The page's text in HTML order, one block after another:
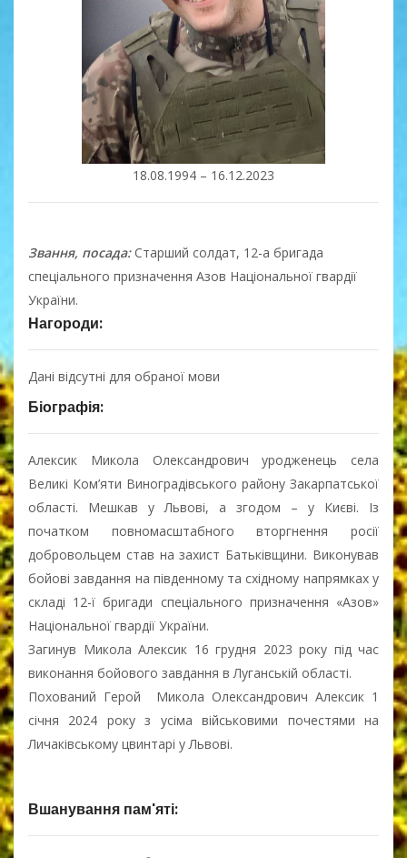
18.08.1994 – 16.12.2023
Звання, посада:Старший солдат, 12-а бригада
спеціального призначення Азов Національної гвардії
України.
Нагороди:
Дані відсутні для обраної мови
Біографія:
Алексик Микола Олександрович уродженець села
Великі Ком’яти Виноградівського району Закарпатської
області. Мешкав у Львові, а згодом – у Києві. Із
початком повномасштабного вторгнення росії
добровольцем став на захист Батьківщини. Виконував
бойові завдання на південному та східному напрямках у
складі 12-ї бригади спеціального призначення «Азов»
Національної гвардії України.
Загинув Микола Алексик 16 грудня 2023 року під час
виконання бойового завдання в Луганській області.
Похований Герой Микола Олександрович Алексик 1
січня 2024 року з усіма військовими почестями на
Личаківському цвинтарі у Львові.
Вшанування пам'яті: